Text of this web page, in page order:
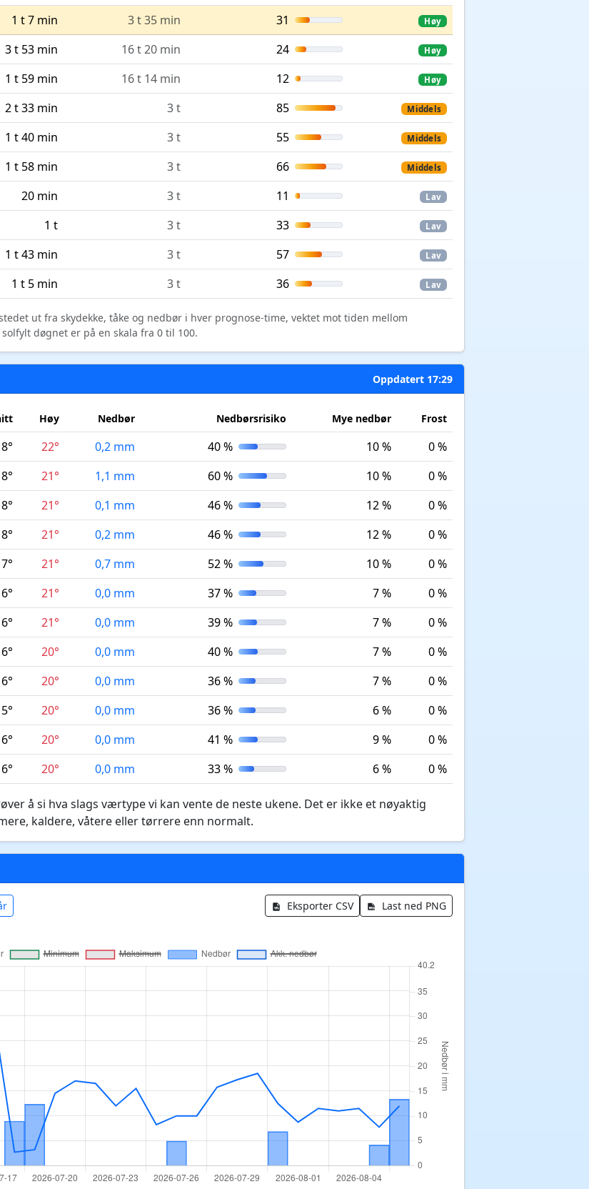
1 t 7 min 3 t 35 min 31 Høy
3 t 53 min 16 t 20 min 24 Høy
1 t 59 min 16 t 14 min 12 Høy
2 t 33 min 3 t 85 Middels
1 t 40 min 3 t 55 Middels
1 t 58 min 3 t 66 Middels
20 min 3 t 11 Lav
1 t 3 t 33 Lav
1 t 43 min 3 t 57 Lav
1 t 5 min 3 t 36 Lav
ut fra skydekke, tåke og nedbør i hver prognose-time, vektet mot tiden mellom
døgnet er på en skala fra 0 til 100.
Oppdatert 17:29
Høy Nedbør Nedbørsrisiko Mye nedbør Frost
22° 0,2 mm 40 % 10 %
0 %
21° 1,1 mm 60 % 10 %
0 %
21° 0,1 mm 46 % 12 %
0 %
21° 0,2 mm 46 % 12 %
0 %
21° 0,7 mm 52 % 10 %
0 %
21° 0,0 mm 37 % 7 %
0 %
21° 0,0 mm 39 % 7 %
0 %
20° 0,0 mm 40 % 7 %
0 %
20° 0,0 mm 36 % 7 %
0 %
20° 0,0 mm 36 % 6 %
0 %
20° 0,0 mm 41 % 9 %
0 %
20° 0,0 mm 33 % 6 % 0 %
å si hva slags værtype vi kan vente de neste ukene. Det er ikke et nøyaktig
kaldere, våtere eller tørrere enn normalt.
Eksporter CSV
Last ned PNG